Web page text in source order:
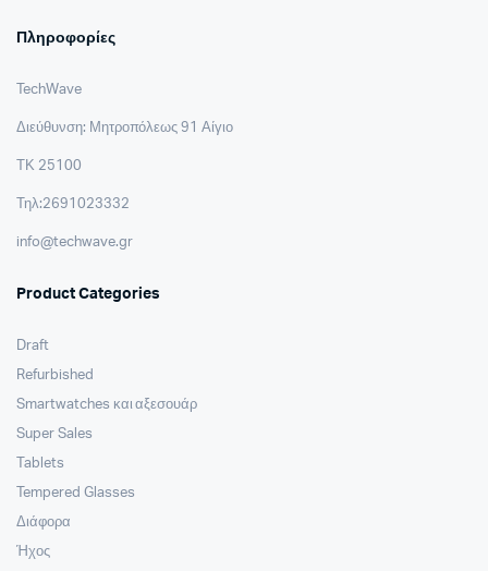
Πληροφορίες
TechWave
Διεύθυνση: Μητροπόλεως 91 Αίγιο
ΤΚ 25100
Τηλ:2691023332
info@techwave.gr
Product Categories
Draft
Refurbished
Smartwatches και αξεσουάρ
Super Sales
Tablets
Tempered Glasses
Διάφορα
Ήχος